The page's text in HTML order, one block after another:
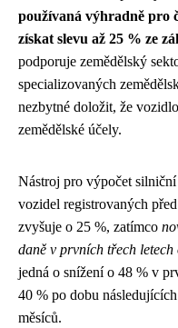
používaná výhradně pro
získat slevu až 25 % ze
podporuje zemědělský
specializovaných
nezbytné doložit, že
zemědělské účely.
Nástroj pro výpočet
vozidel registrovaných
zvyšuje o 25 %, zatímco
daně v prvních třech
jedná o snížení o 48 % v
40 % po dobu
měsíců.